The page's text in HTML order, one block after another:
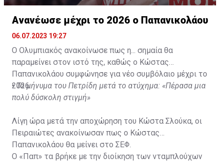
Ανανέωσε μέχρι το 2026 ο Παπανικολάου
06.07.2023 19:27
Ο Ολυμπιακός ανακοίνωσε πως η... σημαία θα
παραμείνει στον ιστό της, καθώς ο Κώστας
Παπανικολάου συμφώνησε για νέο συμβόλαιο μέχρι το
2026.
•Το μήνυμα του Πετρίδη μετά το ατύχημα: «Πέρασα μια
πολύ δύσκολη στιγμή»
Λίγη ώρα μετά την αποχώρηση του Κώστα Σλούκα, οι
Πειραιώτες ανακοίνωσαν πως ο Κώστας
Παπανικολάου θα μείνει στο ΣΕΦ.
Ο «Παπ» τα βρήκε με την διοίκηση των νταμπλούχων